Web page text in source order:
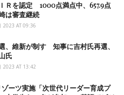
Ｒを認定 1000点満点中、657.9点
は審査継続
2023 AT 09:36
、維新が制す 知事に吉村氏再選、
氏
2023 AT 13:42
ーツ実施「次世代リーダー育成プ